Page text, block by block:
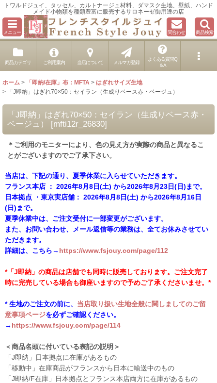
トワルドジュイ、タッセル、カルトナージュ材料、ダマスク生地、壁紙、ハンド
メイド小物類を種類豊富に販売するサロネーゼ御用達の店
メニュー 問合わせ 商品検索
商品カテゴリ ご利用案内 当店について メルマガ登録
よくある質問Q
＆A
ホーム > 「即納/在庫」布：MFTA > はぎれサイズ生地
>
「J即納」はぎれ70×50：セイラン（生成りベース赤・ベージュ）
「J即納」はぎれ70×50：セイラン（生成りベース赤・
ベージュ）
[mfti12r_26830]
＊ご利用のモニターにより、色の見え方が実際の商品と異なるこ
とがございますのでご了承下さい。
当店は、下記の通り、夏季休業に入らせていただきます。
フランス本店 ： 2026年8月8日(土) から2026年8月23日(日)まで。
日本拠点 ・東京実店舗： 2026年8月8日(土) から2026年8月16日
(日)まで。
夏季休業中は、ご注文受付に一部変更がございます。
また、お問い合わせ、メール返信等の業務は、全てお休みさせてい
ただきます。
詳細は、こちら→ https://www.fsjouy.com/page/112
*「J即納」の商品は店舗でも同時に販売しております。ご注文完了
時に完売している場合も御座いますので予めご了承くださいませ。*
* 生地のご注文の前に、 当店取り扱い生地全般に関しましてのご留
意事項ページを必ずご確認ください。
→ https://www.fsjouy.com/page/114
＜商品名頭に付いている表記の説明＞
「J即納」日本拠点に在庫があるもの
「移動中」在庫商品がフランスから日本に輸送中のもの
「J即納/F在庫」日本拠点とフランス本店両方に在庫があるもの